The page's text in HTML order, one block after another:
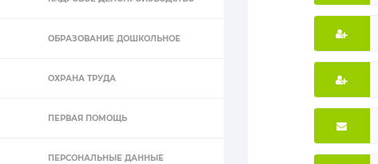
ОБРАЗОВАНИЕ ДОШКОЛЬНОЕ
ОХРАНА ТРУДА
ПЕРВАЯ ПОМОЩЬ
ПЕРСОНАЛЬНЫЕ ДАННЫЕ